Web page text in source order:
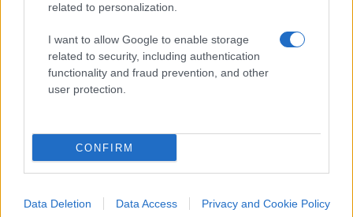
related to personalization.
I want to allow Google to enable storage
related to security, including authentication
functionality and fraud prevention, and other
user protection.
CONFIRM
Data Deletion Data Access Privacy and Cookie Policy
riuscendo anche a mantenerne sempre una certa
distanza.
Il Kazakhstan si trova al centro di un crocevia
economico e commerciale. Se la Via della Seta è
infrastrutturali fondamentali, tra cui proprio i due
oleodotti che hanno i loro terminal in Cina. E
Xinjiang, dove si sta consumando il genocidio